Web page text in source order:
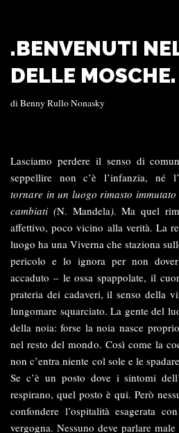
.BENVENUTI
DELLE MOSCHE.
diBenny Rullo Nonasky
Lasciamo perdere il senso di
seppellire non c’è l’infanzia, né
tornare in un luogo rimasto
cambiati (N. Mandela). Ma quel
affettivo, poco vicino alla verità. La
luogo ha una Viverna che staziona
pericolo e lo ignora per non
accaduto – le ossa spappolate, il
prateria dei cadaveri, il senso della
lungomare squarciato. La gente del
della noia: forse la noia nasce
nel resto del mondo. Così come la
non c’entra niente col sole e le
Se c’è un posto dove i sintomi
respirano, quel posto è qui. Però
confondere l’ospitalità esagerata
vergogna. Nessuno deve parlare